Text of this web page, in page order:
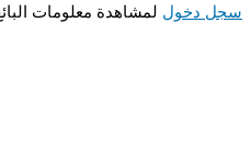
دخوللمشاهدة معلومات البائع